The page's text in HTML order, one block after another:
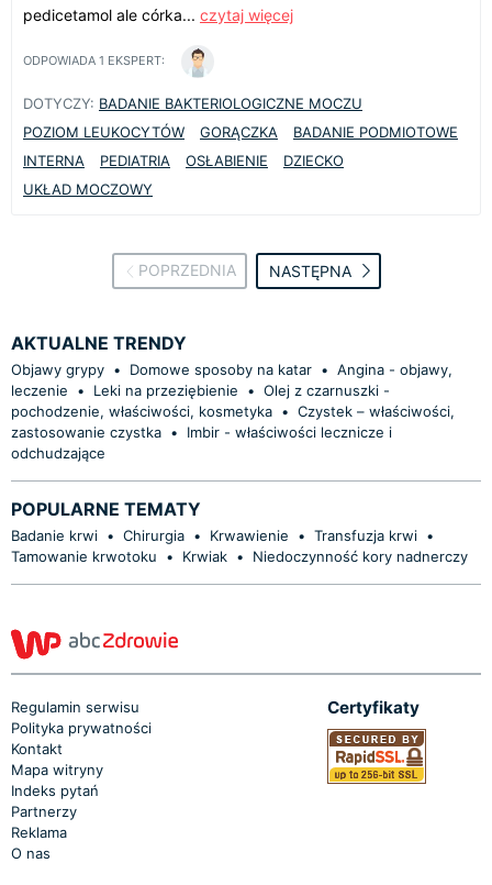
pedicetamol ale córka... czytaj więcej
ODPOWIADA 1 EKSPERT:
DOTYCZY: BADANIE BAKTERIOLOGICZNE MOCZU
POZIOM LEUKOCYTÓW
GORĄCZKA
BADANIE PODMIOTOWE
INTERNA
PEDIATRIA OSŁABIENIE
DZIECKO
UKŁAD MOCZOWY
POPRZEDNIA NASTĘPNA
AKTUALNE TRENDY
Objawy grypy • Domowe sposoby na katar • Angina - objawy,
leczenie
• Leki na przeziębienie • Olej z czarnuszki -
pochodzenie, właściwości, kosmetyka • Czystek – właściwości,
zastosowanie czystka •
Imbir - właściwości lecznicze i
odchudzające
POPULARNE TEMATY
Badanie krwi • Chirurgia • Krwawienie • Transfuzja krwi •
Tamowanie krwotoku
• Krwiak • Niedoczynność kory nadnerczy
Regulamin serwisu
Polityka prywatności
Kontakt
Mapa witryny
Indeks pytań
Partnerzy
Reklama
O nas
Certyfikaty